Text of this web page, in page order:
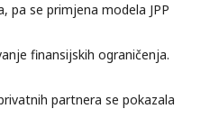
pa se primjena modela JPP
finansijskih ograničenja.
partnera se pokazala